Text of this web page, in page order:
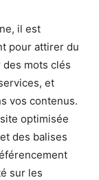
il est
pour attirer du
mots clés
et
vos contenus.
optimisée
des balises
sur les